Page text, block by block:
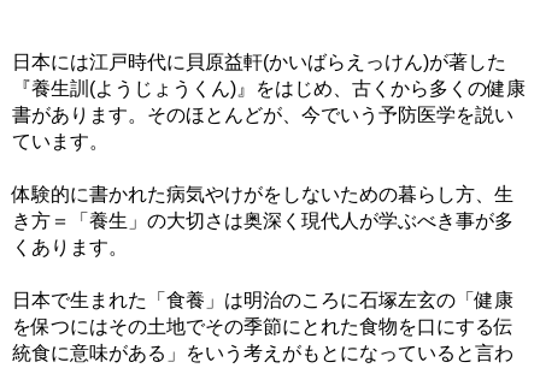
日本には江戸時代に貝原益軒(かいばらえっけん)が著した
『養生訓(ようじょうくん)』をはじめ、古くから多くの健康
書があります。そのほとんどが、今でいう予防医学を説い
ています。
体験的に書かれた病気やけがをしないための暮らし方、生
き方＝「養生」の大切さは奥深く現代人が学ぶべき事が多
くあります。
日本で生まれた「食養」は明治のころに石塚左玄の「健康
を保つにはその土地でその季節にとれた食物を口にする伝
統食に意味がある」をいう考えがもとになっていると言わ